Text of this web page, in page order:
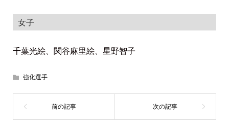
女子
千葉光絵、関谷麻里絵、星野智子
強化選手